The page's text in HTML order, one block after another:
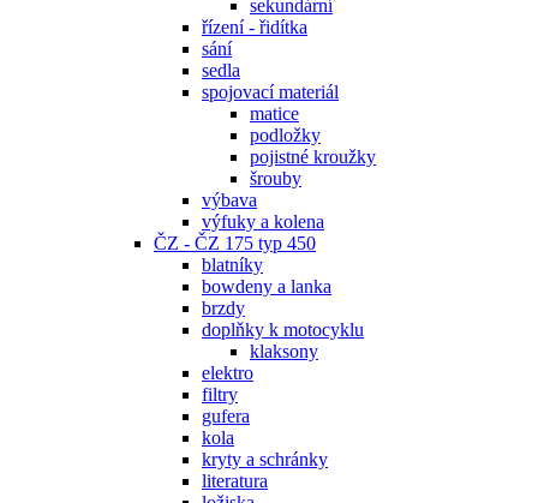
sekundární
řízení - řidítka
sání
sedla
spojovací materiál
matice
podložky
pojistné kroužky
šrouby
výbava
výfuky a kolena
ČZ - ČZ 175 typ 450
blatníky
bowdeny a lanka
brzdy
doplňky k motocyklu
klaksony
elektro
filtry
gufera
kola
kryty a schránky
literatura